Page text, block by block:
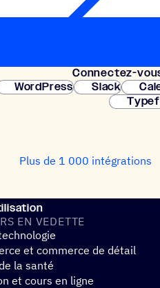
Connec­tez-
WordPress Slack
Plus de 1 000 intégrations
EN VEDETTE
et commerce de détail
la santé
et cours en ligne